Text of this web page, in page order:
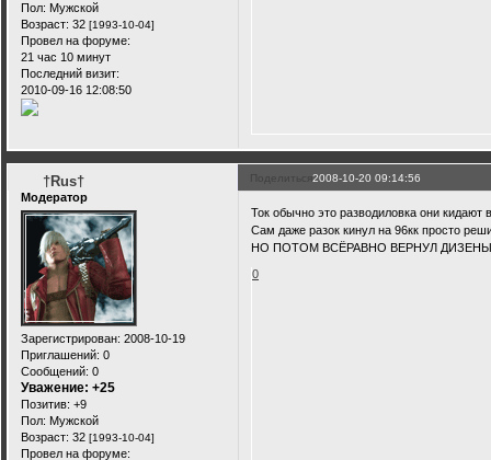
Пол: Мужской
Возраст: 32 [1993-10-04]
Провел на форуме:
21 час 10 минут
Последний визит:
2010-09-16 12:08:50
Поделиться2008-10-20 09:14:56
†Rus†
Модератор
Зарегистрирован: 2008-10-19
Приглашений: 0
Сообщений: 0
Уважение: +25
Позитив: +9
Пол: Мужской
Возраст: 32 [1993-10-04]
Провел на форуме:
Ток обычно это разводиловка они
Сам даже разок кинул на 96кк просто
НО ПОТОМ ВСЁРАВНО ВЕРНУЛ
0